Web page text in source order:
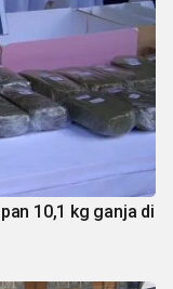
10,1 kg ganja di